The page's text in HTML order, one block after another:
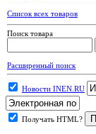
Список всех товаров
Поиск товара
Расширенный поиск
Новости INEN.RU
Получать HTML?